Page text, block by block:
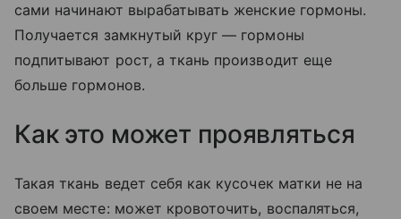
сами начинают вырабатывать женские гормоны.
Получается замкнутый круг — гормоны
подпитывают рост, а ткань производит еще
больше гормонов.
Как это может проявляться
Такая ткань ведет себя как кусочек матки не на
своем месте: может кровоточить, воспаляться,